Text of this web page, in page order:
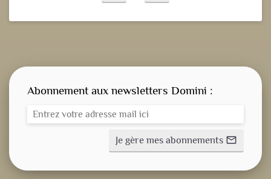
Abonnement aux newsletters Domini :
Je gère mes abonnements mail_outline